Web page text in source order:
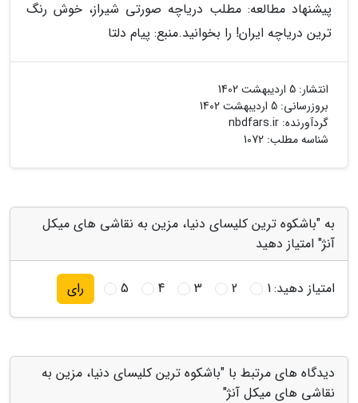
پیشنهاد مطالعه: مطلب دریاچه صورتی شیراز، خوش رنگ
ترین دریاچه ایران! را بخوانید.منبع: پیام دلتا
انتشار: 5 اردیبهشت 1402
بروزرسانی: 5 اردیبهشت 1402
گردآورنده: nbdfars.ir
شناسه مطلب: 1072
به "باشکوه ترین کلیسای دنیا، مزین به نقاشی های میکل
آنژ" امتیاز دهید
امتیاز دهید:1
2
3
4
5 رای
دیدگاه های مرتبط با "باشکوه ترین کلیسای دنیا، مزین به
نقاشی های میکل آنژ"